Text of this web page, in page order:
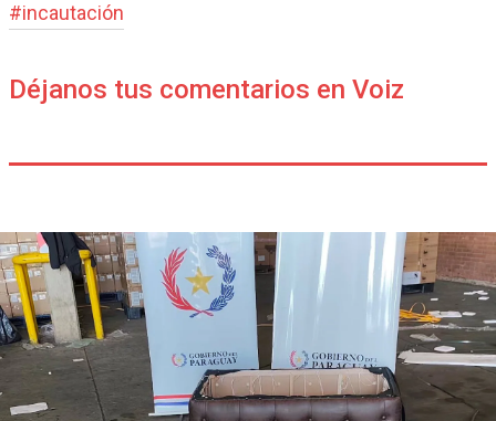
#incautación
Déjanos tus comentarios en Voiz